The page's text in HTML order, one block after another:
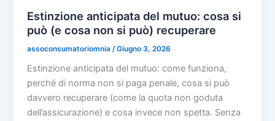
Estinzione anticipata del mutuo: cosa si
può (e cosa non si può) recuperare
assoconsumatoriomnia /Giugno 3, 2026
Estinzione anticipata del mutuo: come funziona,
perché di norma non si paga penale, cosa si può
davvero recuperare (come la quota non goduta
dell’assicurazione) e cosa invece non spetta. Senza